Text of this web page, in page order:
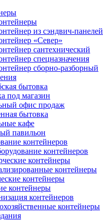
из сэндвич-панелей
«Север»
сантехнический
спецназначения
сборно-разборный
бытовка
под магазин
офис продаж
бытовка
кафе
павильон
контейнеров
контейнеров
контейнеры
контейнеры
контейнеры
контейнеры
контейнеров
контейнеры